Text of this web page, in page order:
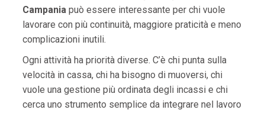
Campaniapuò essere interessante per chi vuole
lavorare con più continuità, maggiore praticità e meno
complicazioni inutili.
Ogni attività ha priorità diverse. C’è chi punta sulla
velocità in cassa, chi ha bisogno di muoversi, chi
vuole una gestione più ordinata degli incassi e chi
cerca uno strumento semplice da integrare nel lavoro